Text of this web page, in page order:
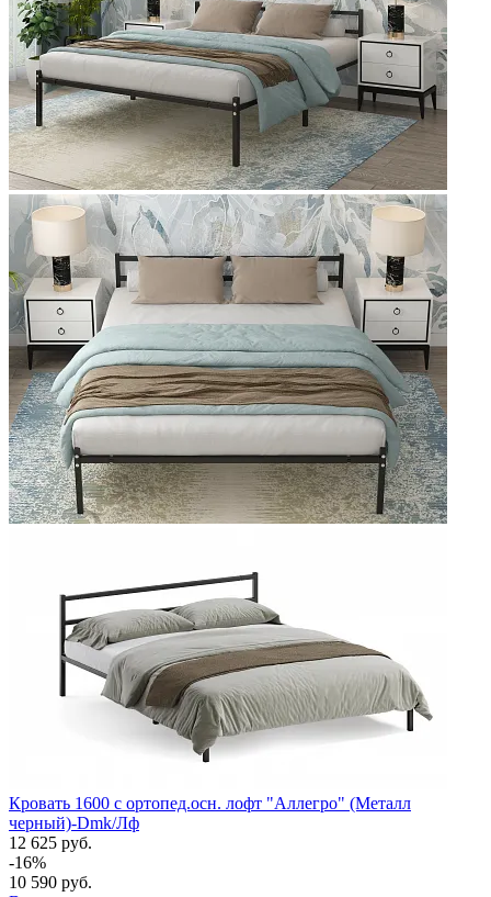
Кровать 1600 с ортопед.осн. лофт "Аллегро" (Металл
черный)-Dmk/Лф
12 625 руб.
-16%
10 590 руб.